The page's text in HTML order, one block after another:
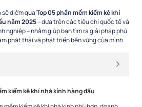
điểm quaTop 05 phần mềm kiểm kê khí
năm 2025– dựa trên các tiêu chí quốc tế và
nghiệp – nhằm giúp bạn tìm ra giải pháp phù
phát thải và phát triển bền vững của mình.
kiểm kê khí nhà kính hàng đầu